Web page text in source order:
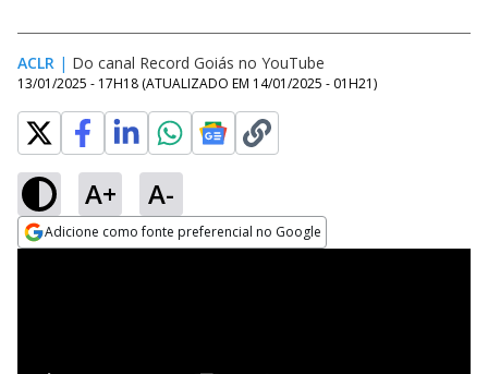
ACLR | Do canal Record Goiás no YouTube
13/01/2025 - 17H18 (ATUALIZADO EM 14/01/2025 - 01H21)
A+ A-
Adicione como fonte preferencial no Google